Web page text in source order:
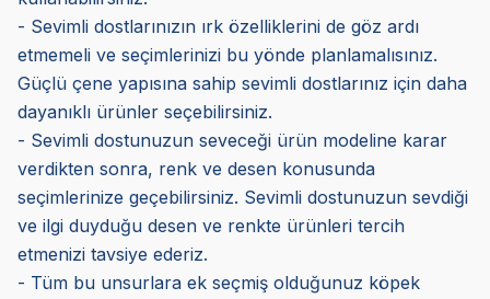
- Sevimli dostlarınızın ırk özelliklerini de göz ardı
etmemeli ve seçimlerinizi bu yönde planlamalısınız.
Güçlü çene yapısına sahip sevimli dostlarınız için daha
dayanıklı ürünler seçebilirsiniz.
- Sevimli dostunuzun seveceği ürün modeline karar
verdikten sonra, renk ve desen konusunda
seçimlerinize geçebilirsiniz. Sevimli dostunuzun sevdiği
ve ilgi duyduğu desen ve renkte ürünleri tercih
etmenizi tavsiye ederiz.
- Tüm bu unsurlara ek seçmiş olduğunuz köpek